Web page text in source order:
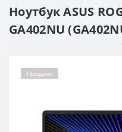
Ноутбук ASUS
GA402NU
Продано